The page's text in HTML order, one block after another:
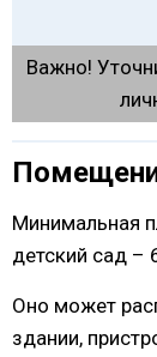
Важно!
Минимальная
детский сад –
Оно может
здании,